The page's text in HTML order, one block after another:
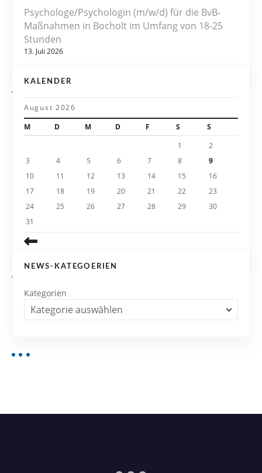
a
Psychologe/Psychologin (m/w/d) für die BvB-
Maßnahmen in Bocholt im Umfang von 18-25
Stunden
13. Juli 2026
KALENDER
August 2026
M
D M D F S
S
1
2
3
4 5 6 7 8
9
10
11 12 13 14 15
16
17
18 19 20 21 22
23
24
25 26 27 28 29
30
31
NEWS-KATEGOERIEN
Kategorien